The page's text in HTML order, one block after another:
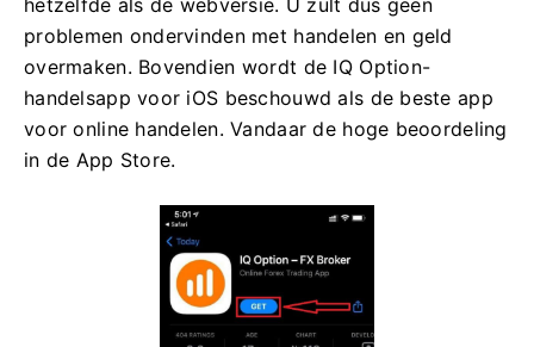
problemen ondervinden met handelen en geld
overmaken. Bovendien wordt de IQ Option-
handelsapp voor iOS beschouwd als de beste app
voor online handelen. Vandaar de hoge beoordeling
in de App Store.